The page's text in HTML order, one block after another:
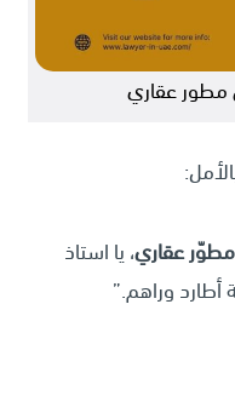
عقاري
عقاري، يا استاذ
وراهم.”